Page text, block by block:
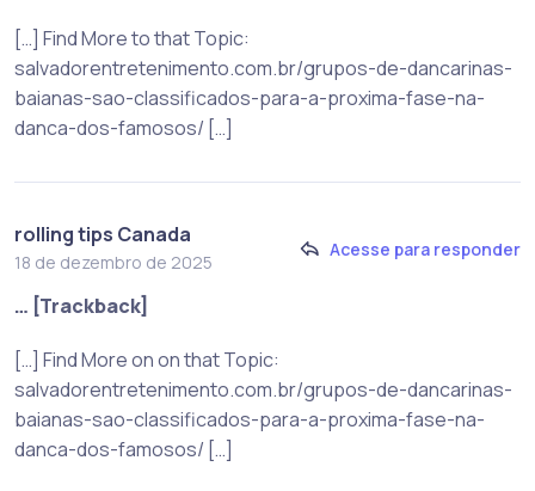
[…] Find More to that Topic:
salvadorentretenimento.com.br/grupos-de-dancarinas-
baianas-sao-classificados-para-a-proxima-fase-na-
danca-dos-famosos/ […]
rolling tips Canada
18 de dezembro de 2025
Acesse para responder
… [Trackback]
[…] Find More on on that Topic:
salvadorentretenimento.com.br/grupos-de-dancarinas-
baianas-sao-classificados-para-a-proxima-fase-na-
danca-dos-famosos/ […]